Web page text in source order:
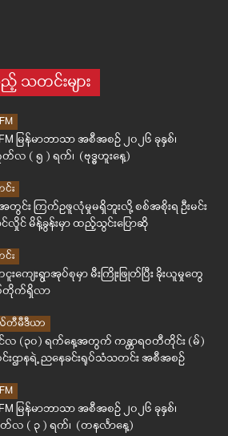
သတင်းများ
မြန်မာဘာသာ အစီအစဉ် ၂၀၂၆ ခုနှစ်၊
လ ( ၅ ) ရက်၊ (ဗုဒ္ဓဟူးနေ့)
း
တွင်း ကြက်ဥဖူလုံမှုမရှိဘူးလို့ စစ်အစိုးရ ဦးမင်း
လှိုင် မိန့်ခွန်းမှာ ထည့်သွင်းပြောဆို
း
ငူးကျေးရွာအုပ်စုမှာ မီးကြိုးဖြုတ်ပြီး ခိုးယူမှုတွေ
က်ရှိလာ
တီမီဒီယာ
လ (၃၀) ရက်နေ့အတွက် ကန္တာရဝတီတိုင်း (မ်)
ဌာနရဲ့ ညနေခင်းရုပ်သံသတင်း အစီအစဉ်
မြန်မာဘာသာ အစီအစဉ် ၂၀၂၆ ခုနှစ်၊
လ ( ၃ ) ရက်၊ (တနင်္လာနေ့)